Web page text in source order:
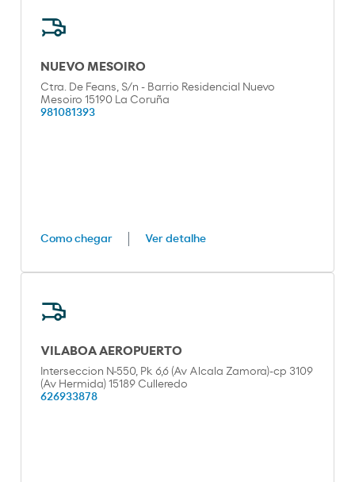
NUEVO MESOIRO
Ctra. De Feans, S/n - Barrio Residencial Nuevo
Mesoiro 15190 La Coruña
981081393
Como chegar Ver detalhe
VILABOA AEROPUERTO
Interseccion N-550, Pk 6,6 (Av Alcala Zamora)-cp 3109
(Av Hermida) 15189 Culleredo
626933878